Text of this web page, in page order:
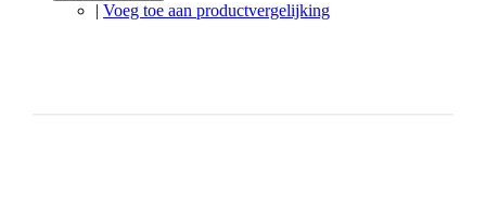
| Voeg toe aan productvergelijking